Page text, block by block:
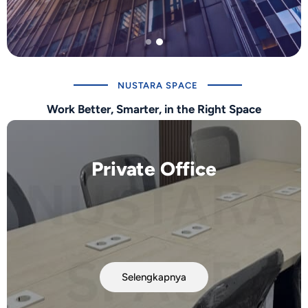
NUSTARA SPACE
Work Better, Smarter, in the Right Space​
Private Office
Selengkapnya